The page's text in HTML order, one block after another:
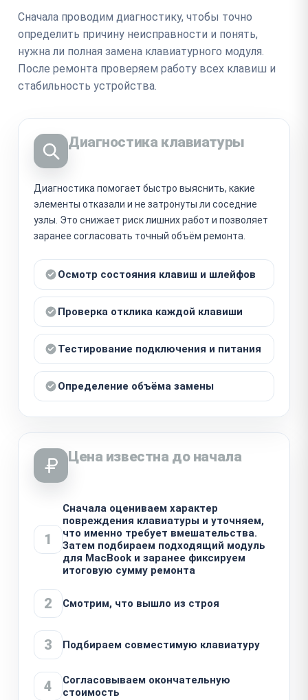
Сначала проводим диагностику, чтобы точно
определить причину неисправности и понять,
нужна ли полная замена клавиатурного модуля.
После ремонта проверяем работу всех клавиш и
стабильность устройства.
Диагностика клавиатуры
Диагностика помогает быстро выяснить, какие
элементы отказали и не затронуты ли соседние
узлы. Это снижает риск лишних работ и позволяет
заранее согласовать точный объём ремонта.
Осмотр состояния клавиш и шлейфов
Проверка отклика каждой клавиши
Тестирование подключения и питания
Определение объёма замены
Цена известна до начала
1
Сначала оцениваем характер
повреждения клавиатуры и уточняем,
что именно требует вмешательства.
Затем подбираем подходящий модуль
для MacBook и заранее фиксируем
итоговую сумму ремонта
2 Смотрим, что вышло из строя
3 Подбираем совместимую клавиатуру
4
Согласовываем окончательную
стоимость